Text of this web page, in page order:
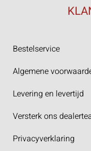
Bestelservice
Algemene
Levering en levertijd
Versterk ons
Privacyverklaring